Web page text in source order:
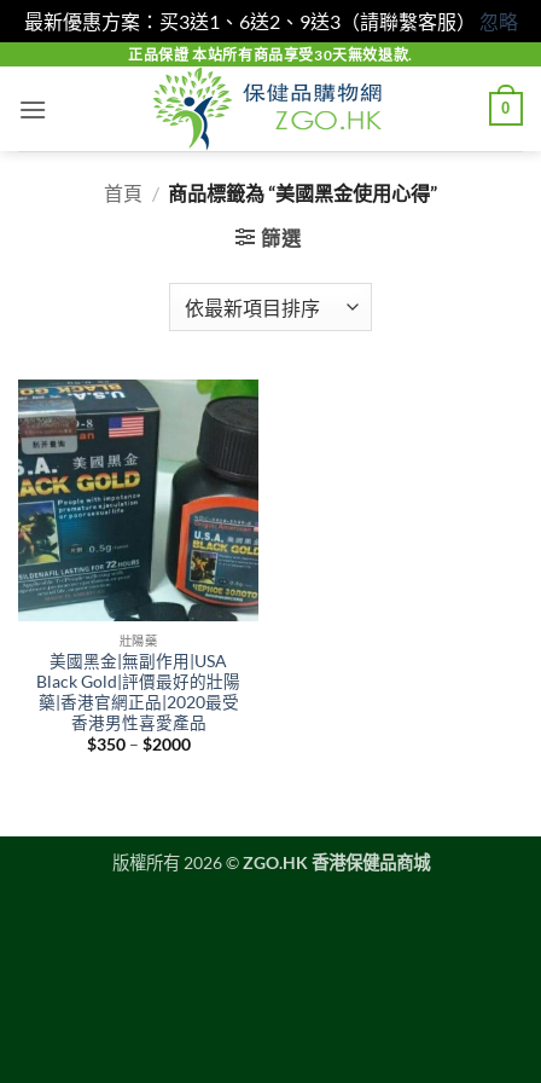
最新優惠方案：买3送1、6送2、9送3（請聯繫客服） 忽略
content
正品保證 本站所有商品享受30天無效退款.
0
首頁 / 商品標籤為 “美國黑金使用心得”
篩選
壯陽藥
美國黑金|無副作用|USA
Black Gold|評價最好的壯陽
藥|香港官網正品|2020最受
香港男性喜愛產品
$350 – $2000Price
版權所有 2026 ©ZGO.HK 香港保健品商城